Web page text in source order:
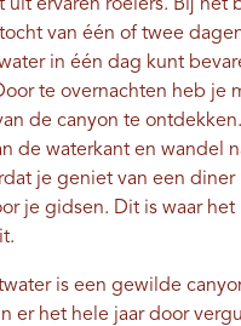
uit ervaren roeiers. Bij het
van één of twee
in één dag kunt
te overnachten heb je
de canyon te
de waterkant en wandel
je geniet van een diner
je gidsen. Dit is waar het
is een gewilde
er het hele jaar door